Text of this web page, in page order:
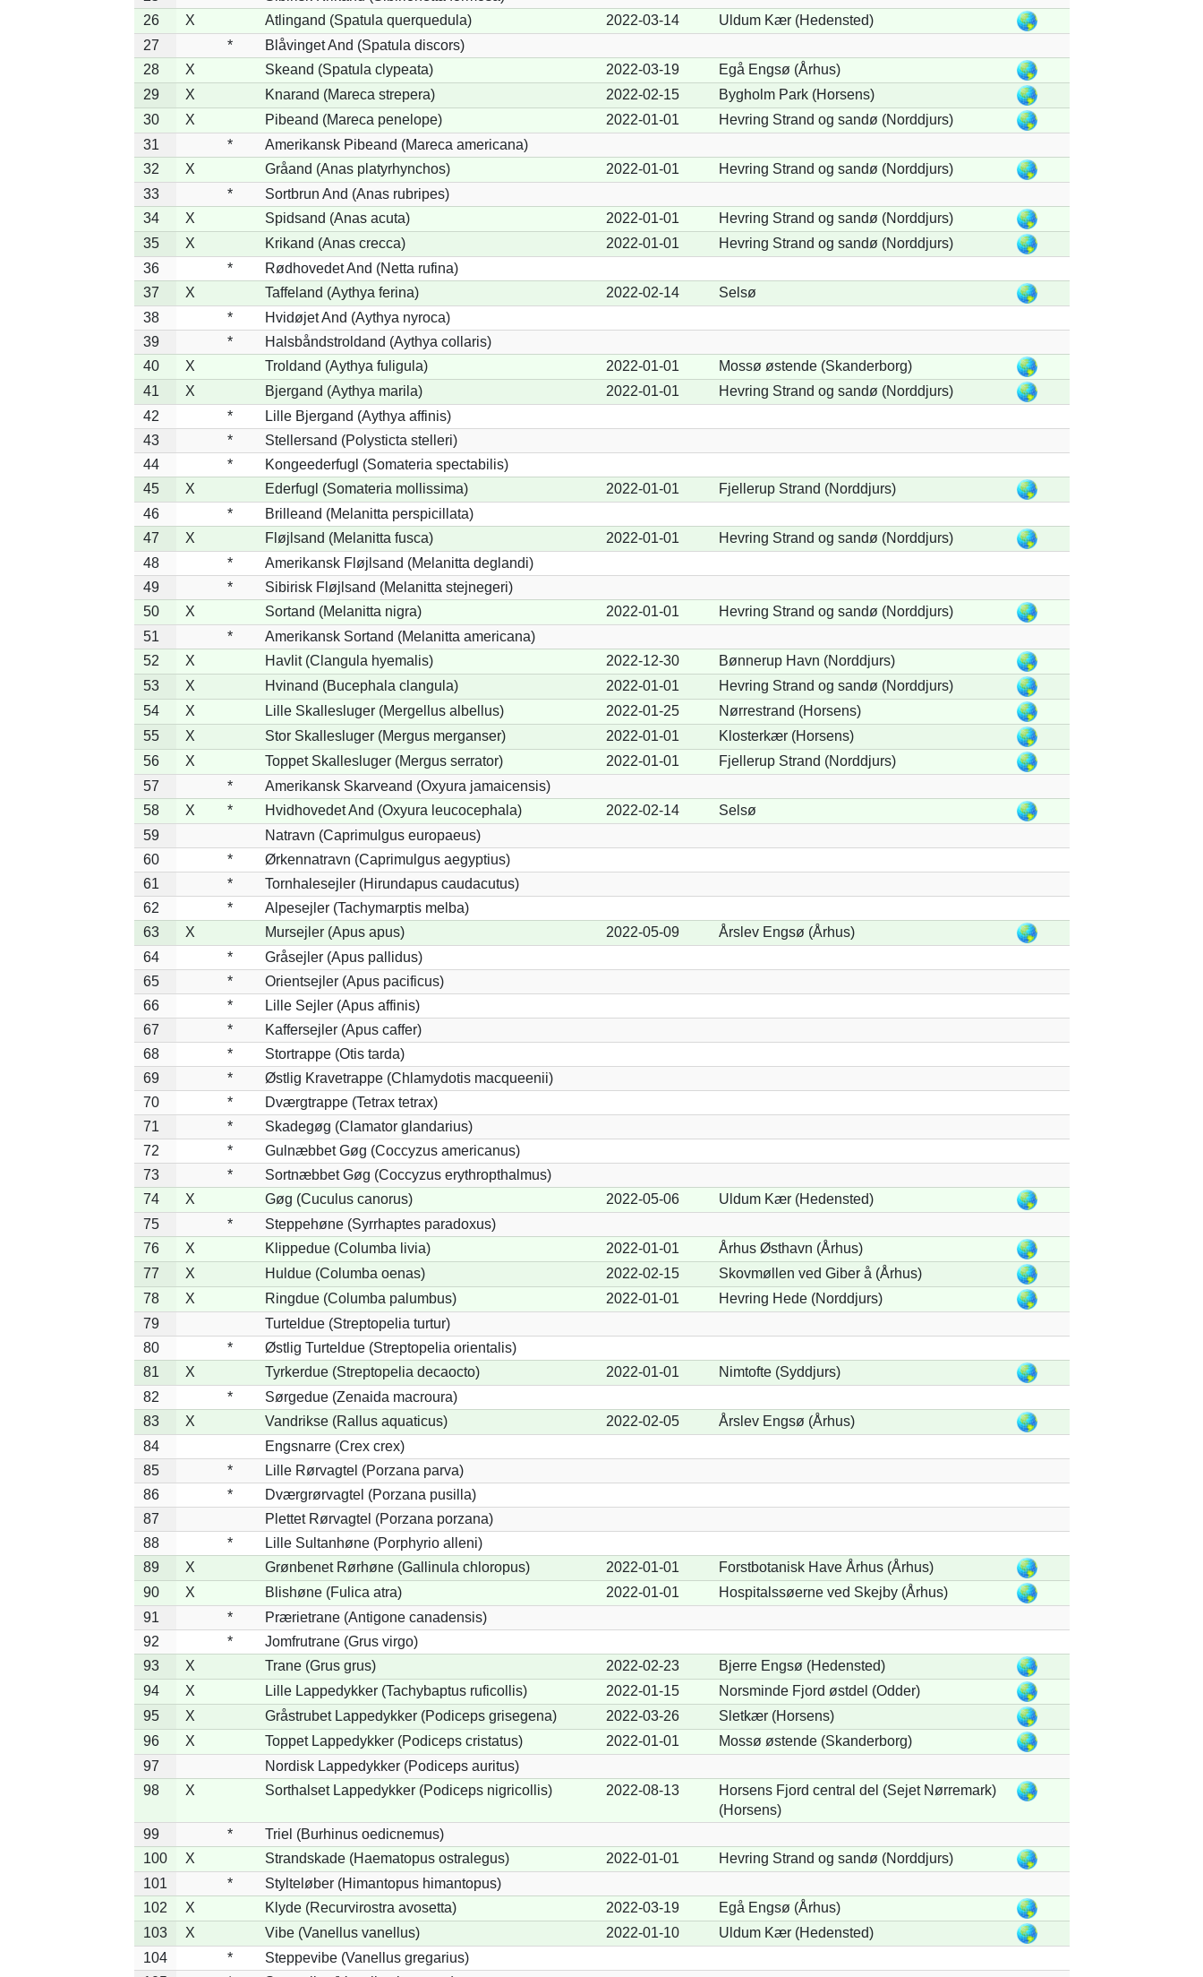
26
X Atlingand (Spatula querquedula) 2022-03-14
Uldum Kær (Hedensted)
27
*
Blåvinget And (Spatula discors)
28
X Skeand (Spatula clypeata) 2022-03-19
Egå Engsø (Århus)
29
X Knarand (Mareca strepera) 2022-02-15
Bygholm Park (Horsens)
30
X Pibeand (Mareca penelope) 2022-01-01
Hevring Strand og sandø (Norddjurs)
31
*
Amerikansk Pibeand (Mareca americana)
32
X Gråand (Anas platyrhynchos) 2022-01-01
Hevring Strand og sandø (Norddjurs)
33
*
Sortbrun And (Anas rubripes)
34
X Spidsand (Anas acuta) 2022-01-01
Hevring Strand og sandø (Norddjurs)
35
X Krikand (Anas crecca) 2022-01-01
Hevring Strand og sandø (Norddjurs)
36
*
Rødhovedet And (Netta rufina)
37
X Taffeland (Aythya ferina) 2022-02-14
Selsø
38
*
Hvidøjet And (Aythya nyroca)
39
*
Halsbåndstroldand (Aythya collaris)
40
X Troldand (Aythya fuligula) 2022-01-01
Mossø østende (Skanderborg)
41
X Bjergand (Aythya marila) 2022-01-01
Hevring Strand og sandø (Norddjurs)
42
*
Lille Bjergand (Aythya affinis)
43
*
Stellersand (Polysticta stelleri)
44
*
Kongeederfugl (Somateria spectabilis)
45
X Ederfugl (Somateria mollissima) 2022-01-01
Fjellerup Strand (Norddjurs)
46
*
Brilleand (Melanitta perspicillata)
47
X Fløjlsand (Melanitta fusca) 2022-01-01
Hevring Strand og sandø (Norddjurs)
48
*
Amerikansk Fløjlsand (Melanitta deglandi)
49
*
Sibirisk Fløjlsand (Melanitta stejnegeri)
50
X Sortand (Melanitta nigra) 2022-01-01
Hevring Strand og sandø (Norddjurs)
51
*
Amerikansk Sortand (Melanitta americana)
52
X Havlit (Clangula hyemalis) 2022-12-30
Bønnerup Havn (Norddjurs)
53
X Hvinand (Bucephala clangula) 2022-01-01
Hevring Strand og sandø (Norddjurs)
54
X Lille Skallesluger (Mergellus albellus) 2022-01-25
Nørrestrand (Horsens)
55
X Stor Skallesluger (Mergus merganser) 2022-01-01
Klosterkær (Horsens)
56
X Toppet Skallesluger (Mergus serrator) 2022-01-01
Fjellerup Strand (Norddjurs)
57
*
Amerikansk Skarveand (Oxyura jamaicensis)
58
X * Hvidhovedet And (Oxyura leucocephala) 2022-02-14
Selsø
59
Natravn (Caprimulgus europaeus)
60
*
Ørkennatravn (Caprimulgus aegyptius)
61
*
Tornhalesejler (Hirundapus caudacutus)
62
*
Alpesejler (Tachymarptis melba)
63
X Mursejler (Apus apus) 2022-05-09
Årslev Engsø (Århus)
64
*
Gråsejler (Apus pallidus)
65
*
Orientsejler (Apus pacificus)
66
*
Lille Sejler (Apus affinis)
67
*
Kaffersejler (Apus caffer)
68
*
Stortrappe (Otis tarda)
69
*
Østlig Kravetrappe (Chlamydotis macqueenii)
70
*
Dværgtrappe (Tetrax tetrax)
71
*
Skadegøg (Clamator glandarius)
72
*
Gulnæbbet Gøg (Coccyzus americanus)
73
*
Sortnæbbet Gøg (Coccyzus erythropthalmus)
74
X Gøg (Cuculus canorus) 2022-05-06
Uldum Kær (Hedensted)
75
*
Steppehøne (Syrrhaptes paradoxus)
76
X Klippedue (Columba livia) 2022-01-01
Århus Østhavn (Århus)
77
X Huldue (Columba oenas) 2022-02-15
Skovmøllen ved Giber å (Århus)
78
X Ringdue (Columba palumbus) 2022-01-01
Hevring Hede (Norddjurs)
79
Turteldue (Streptopelia turtur)
80
*
Østlig Turteldue (Streptopelia orientalis)
81
X Tyrkerdue (Streptopelia decaocto) 2022-01-01
Nimtofte (Syddjurs)
82
*
Sørgedue (Zenaida macroura)
83
X Vandrikse (Rallus aquaticus) 2022-02-05
Årslev Engsø (Århus)
84
Engsnarre (Crex crex)
85
*
Lille Rørvagtel (Porzana parva)
86
*
Dværgrørvagtel (Porzana pusilla)
87
Plettet Rørvagtel (Porzana porzana)
88
*
Lille Sultanhøne (Porphyrio alleni)
89
X Grønbenet Rørhøne (Gallinula chloropus) 2022-01-01
Forstbotanisk Have Århus (Århus)
90
X Blishøne (Fulica atra) 2022-01-01
Hospitalssøerne ved Skejby (Århus)
91
*
Prærietrane (Antigone canadensis)
92
*
Jomfrutrane (Grus virgo)
93
X Trane (Grus grus) 2022-02-23
Bjerre Engsø (Hedensted)
94
X Lille Lappedykker (Tachybaptus ruficollis) 2022-01-15
Norsminde Fjord østdel (Odder)
95
X Gråstrubet Lappedykker (Podiceps grisegena) 2022-03-26
Sletkær (Horsens)
96
X Toppet Lappedykker (Podiceps cristatus) 2022-01-01
Mossø østende (Skanderborg)
97
Nordisk Lappedykker (Podiceps auritus)
98
X Sorthalset Lappedykker (Podiceps nigricollis) 2022-08-13
Horsens Fjord central del (Sejet Nørremark)
(Horsens)
99
*
Triel (Burhinus oedicnemus)
100
X Strandskade (Haematopus ostralegus) 2022-01-01
Hevring Strand og sandø (Norddjurs)
101
*
Stylteløber (Himantopus himantopus)
102
X Klyde (Recurvirostra avosetta) 2022-03-19
Egå Engsø (Århus)
103
X Vibe (Vanellus vanellus) 2022-01-10
Uldum Kær (Hedensted)
104
*
Steppevibe (Vanellus gregarius)